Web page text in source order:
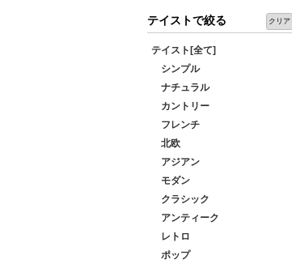
テイストで絞る クリア
テイスト[全て]
シンプル
ナチュラル
カントリー
フレンチ
北欧
アジアン
モダン
クラシック
アンティーク
レトロ
ポップ